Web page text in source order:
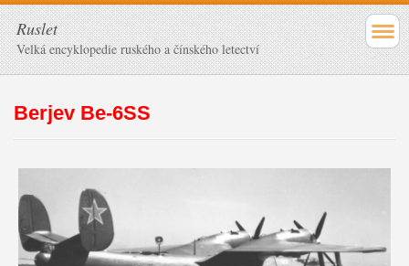
Ruslet
Velká encyklopedie ruského a čínského letectví
Berjev Be-6SS